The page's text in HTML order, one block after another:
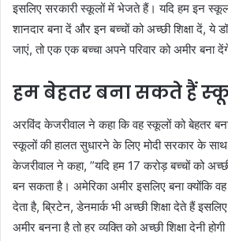
इसलिए सरकारी स्कूलों में भेजते हैं। यदि हम इन
शानदार बना दें और इन बच्चों को अच्छी शिक्षा दें, ये
जाएं, तो एक एक बच्चा अपने परिवार को अमीर बना
हम बेहतर बना सकते हैं
अरविंद केजरीवाल ने कहा कि वह स्कूलों को बेहतर
स्कूलों की हालत सुधारने के लिए मोदी सरकार के
केजरीवाल ने कहा, ”यदि हम 17 करोड़ बच्चों को
बन सकता है। अमेरिका अमीर इसलिए बना क्योंकि वह
देता है, ब्रिटेन, डेनमार्क भी अच्छी शिक्षा देते हैं
अमीर बनना है तो हर व्यक्ति को अच्छी शिक्षा देनी